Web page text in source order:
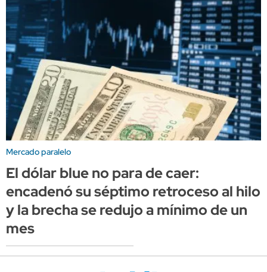
Mercado paralelo
El dólar blue no para de caer:
encadenó su séptimo retroceso al hilo
y la brecha se redujo a mínimo de un
mes